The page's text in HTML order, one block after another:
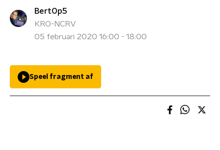
BertOp5
KRO-NCRV
05 februari 2020 16:00 - 18:00
Speel fragment af